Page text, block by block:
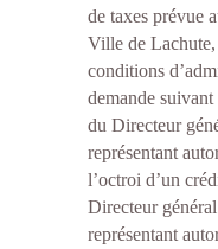
de taxes prévue
Ville de
conditions
demande
du Directeur
représentant
l’octroi d’un
Directeur
représentant